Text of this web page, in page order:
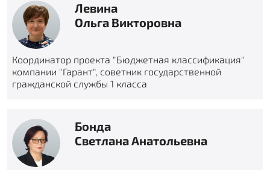
Левина
Ольга Викторовна
Координатор проекта "Бюджетная классификация"
компании "Гарант", советник государственной
гражданской службы 1 класса
Бонда
Светлана Анатольевна